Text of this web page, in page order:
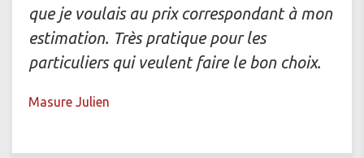
que je voulais au prix correspondant à mon
estimation. Très pratique pour les
particuliers qui veulent faire le bon choix.
Masure Julien